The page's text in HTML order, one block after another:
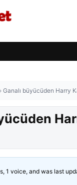
› Ganalı büyücüden Harry
1 voice, and was last